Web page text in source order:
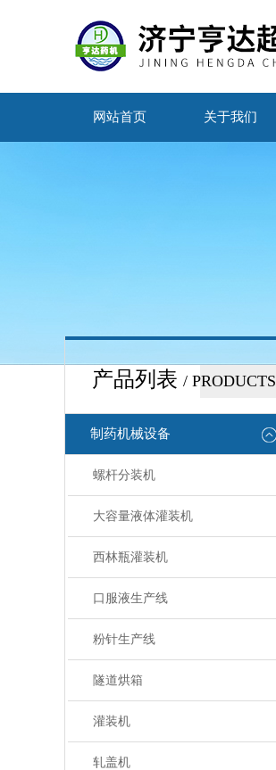
网站首页 关于我们
产品列表 / PRODUCTS
制药机械设备
螺杆分装机
大容量液体灌装机
西林瓶灌装机
口服液生产线
粉针生产线
隧道烘箱
灌装机
轧盖机